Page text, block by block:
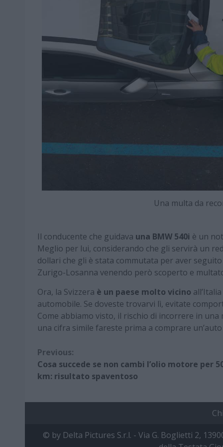
Una multa da
Il conducente che guidava una BMW 540i è un
Meglio per lui, considerando che gli servirà un
dollari che gli è stata commutata per aver
Zurigo-Losanna venendo però scoperto e
Ora, la Svizzera è un paese molto vicino
automobile. Se doveste trovarvi lì, evitate
Come abbiamo visto, il rischio di incorrere in
una cifra simile fareste prima a comprare
Continue
Reading
Previous:
Cosa succede se non cambi l’olio motore per
km: risultato spaventoso
© by Delta Pictures S.r.l. - Via G. Boglietti 2,